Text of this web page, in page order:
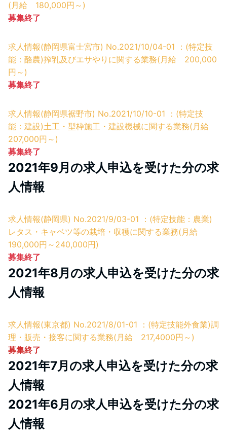
(月給 180,000円～)
募集終了
求人情報(静岡県富士宮市) No.2021/10/04-01 ：(特定技
能：酪農)搾乳及びエサやりに関する業務(月給 200,000
円～)
募集終了
求人情報(静岡県裾野市) No.2021/10/10-01 ：(特定技
能：建設)土工・型枠施工・建設機械に関する業務(月給
207,000円～)
募集終了
2021年9月の求人申込を受けた分の求
人情報
求人情報(静岡県) No.2021/9/03-01 ：(特定技能：農業)
レタス・キャベツ等の栽培・収穫に関する業務(月給
190,000円～240,000円)
募集終了
2021年8月の求人申込を受けた分の求
人情報
求人情報(東京都) No.2021/8/01-01 ：(特定技能外食業)調
理・販売・接客に関する業務(月給 217,4000円～)
募集終了
2021年7月の求人申込を受けた分の求
人情報
2021年6月の求人申込を受けた分の求
人情報